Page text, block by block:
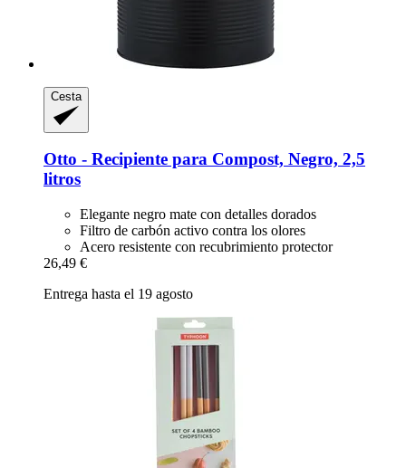
Cesta
Otto -​ Recipiente para Compost, Negro, 2,5
litros
Elegante negro mate con detalles dorados
Filtro de carbón activo contra los olores
Acero resistente con recubrimiento protector
26,49 €
Entrega hasta el 19 agosto